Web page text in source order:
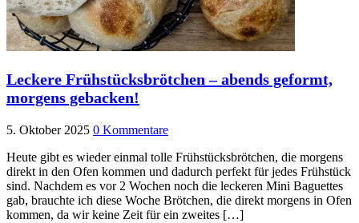
Leckere Frühstücksbrötchen – abends geformt,
morgens gebacken!
5. Oktober 2025 0 Kommentare
Heute gibt es wieder einmal tolle Frühstücksbrötchen, die morgens
direkt in den Ofen kommen und dadurch perfekt für jedes Frühstück
sind. Nachdem es vor 2 Wochen noch die leckeren Mini Baguettes
gab, brauchte ich diese Woche Brötchen, die direkt morgens in Ofen
kommen, da wir keine Zeit für ein zweites […]